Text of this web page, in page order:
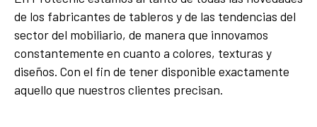
de los fabricantes de tableros y de las tendencias del
sector del mobiliario, de manera que innovamos
constantemente en cuanto a colores, texturas y
diseños. Con el fin de tener disponible exactamente
aquello que nuestros clientes precisan.